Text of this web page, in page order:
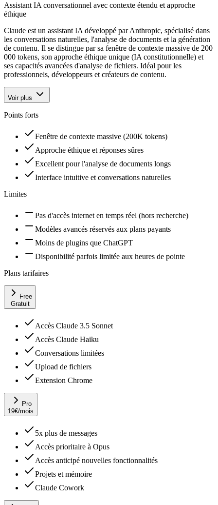
Assistant IA conversationnel avec contexte étendu et approche
éthique
Claude est un assistant IA développé par Anthropic, spécialisé dans
les conversations naturelles, l'analyse de documents et la génération
de contenu. Il se distingue par sa fenêtre de contexte massive de 200
000 tokens, son approche éthique unique (IA constitutionnelle) et
ses capacités avancées d'analyse de fichiers. Idéal pour les
professionnels, développeurs et créateurs de contenu.
Voir plus
Points forts
Fenêtre de contexte massive (200K tokens)
Approche éthique et réponses sûres
Excellent pour l'analyse de documents longs
Interface intuitive et conversations naturelles
Limites
Pas d'accès internet en temps réel (hors recherche)
Modèles avancés réservés aux plans payants
Moins de plugins que ChatGPT
Disponibilité parfois limitée aux heures de pointe
Plans tarifaires
Free
Gratuit
Accès Claude 3.5 Sonnet
Accès Claude Haiku
Conversations limitées
Upload de fichiers
Extension Chrome
Pro
19€/mois
5x plus de messages
Accès prioritaire à Opus
Accès anticipé nouvelles fonctionnalités
Projets et mémoire
Claude Cowork